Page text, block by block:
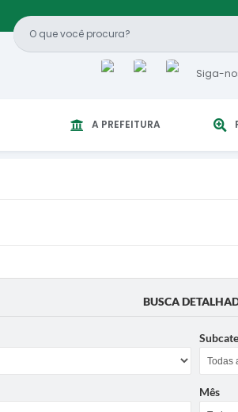
Siga-
A PREFEITURA
BUSCA
Mês